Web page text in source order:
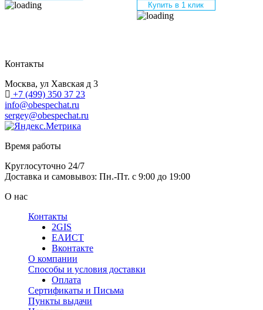
Купить в 1 клик
Контакты
Москва, ул Хавская д 3
+7 (499) 350 37 23
info@obespechat.ru
sergey@obespechat.ru
Время работы
Круглосуточно 24/7
Доставка и самовывоз: Пн.-Пт. с 9:00 до 19:00
О нас
Контакты
2GIS
ЕАИСТ
Вконтакте
О компании
Способы и условия доставки
Оплата
Сертификаты и Письма
Пункты выдачи